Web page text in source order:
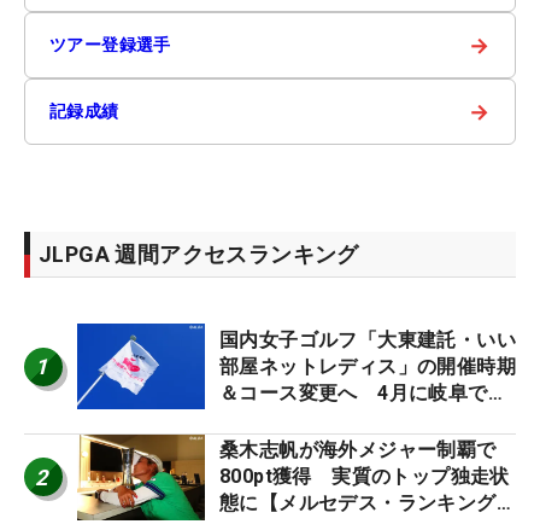
ツアー登録選手 →
記録成績 →
JLPGA 週間アクセスランキング
1
国内女子ゴルフ「大東建託・いい
部屋ネットレディス」の開催時期
＆コース変更へ 4月に岐阜で開
2
桑木志帆が海外メジャー制覇で
800pt獲得 実質のトップ独走状
態に【メルセデス・ランキング番